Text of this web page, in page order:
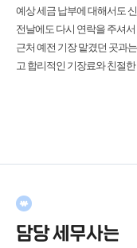
예상 세금 납부에 대해서도
전날에도 다시 연락을 주셔
근처 예전 기장 맡겼던 곳과
고 합리적인 기장료와 친절
담당 세무사는